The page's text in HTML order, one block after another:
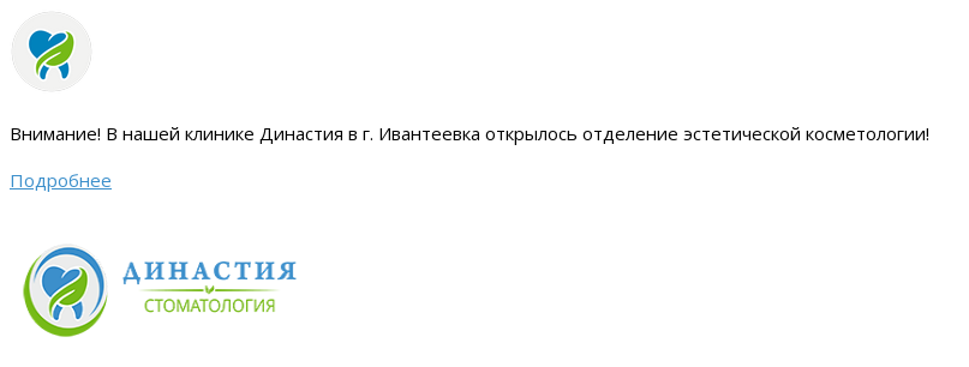
Внимание! В нашей клинике Династия в г. Ивантеевка открылось отделение эстетической косметологии!
Подробнее